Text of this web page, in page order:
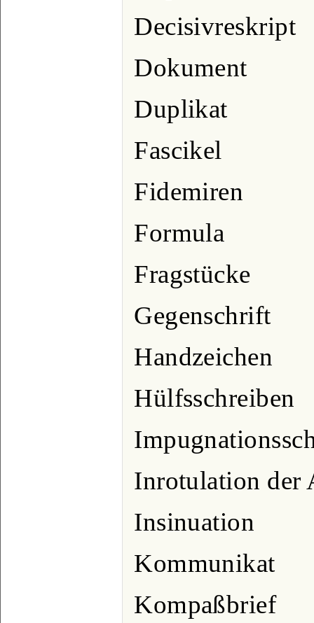
Decisivreskript
Dokument
Duplikat
Fascikel
Fidemiren
Formula
Fragstücke
Gegenschrift
Handzeichen
Hülfsschreiben
Inrotulation der
Insinuation
Kommunikat
Kompaßbrief